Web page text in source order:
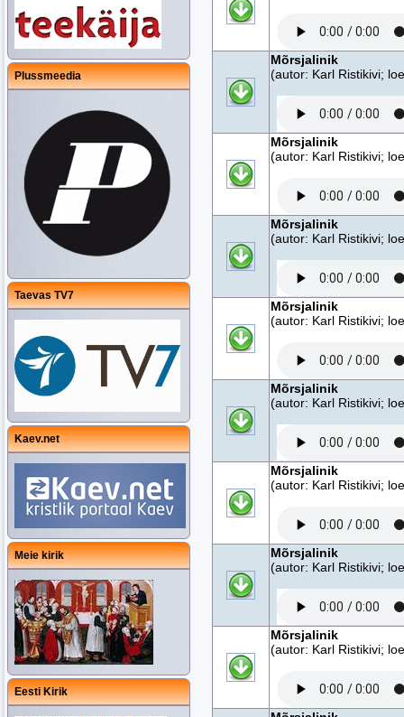
Plussmeedia
Taevas TV7
Kaev.net
Meie kirik
Eesti Kirik
Mõrsjalinik
(autor: Karl Ristikivi;
Mõrsjalinik
(autor: Karl Ristikivi;
Mõrsjalinik
(autor: Karl Ristikivi;
Mõrsjalinik
(autor: Karl Ristikivi;
Mõrsjalinik
(autor: Karl Ristikivi;
Mõrsjalinik
(autor: Karl Ristikivi;
Mõrsjalinik
(autor: Karl Ristikivi;
Mõrsjalinik
(autor: Karl Ristikivi;